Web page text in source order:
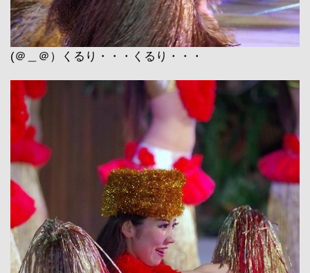
(＠＿＠）くるり・・・くるり・・・